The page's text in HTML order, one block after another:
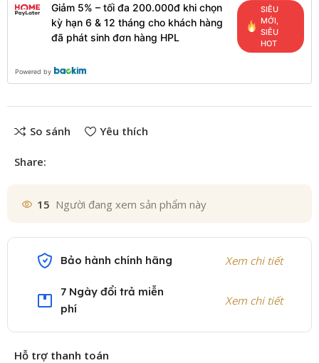
Giảm 5% – tối đa 200.000đ khi chọn
kỳ hạn 6 & 12 tháng cho khách hàng
đã phát sinh đơn hàng HPL
SIÊU
MỚI,
SIÊU
HOT
Powered by
So sánh Yêu thích
Share:
15 Người đang xem sản phẩm này
Bảo hành chính hãng Xem chi tiết
7 Ngày đổi trả miễn
phí
Xem chi tiết
Hỗ trợ thanh toán